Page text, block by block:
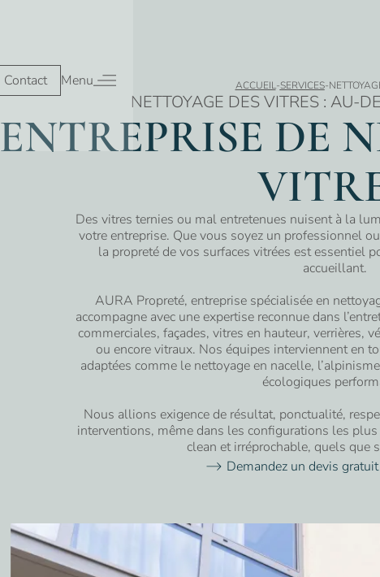
Contact
Menu
Nos secteurs
Tertiaire &
Maisons
médicalisées
ACCUEIL-SERVICES-
NETTOYAGE DES VITRES : AU-
ENTREPRISE DE
Des vitres ternies ou mal entretenues nuisent à la
votre entreprise. Que vous soyez un professionnel
la propreté de vos surfaces vitrées est essentiel
accueillant.
AURA Propreté, entreprise spécialisée en
accompagne avec une expertise reconnue dans
commerciales, façades, vitres en hauteur, verrières,
ou encore vitraux. Nos équipes interviennent en
adaptées comme le nettoyage en nacelle,
écologiques
Nous allions exigence de résultat, ponctualité,
interventions, même dans les configurations les
clean et irréprochable, quels que
Demandez un devis